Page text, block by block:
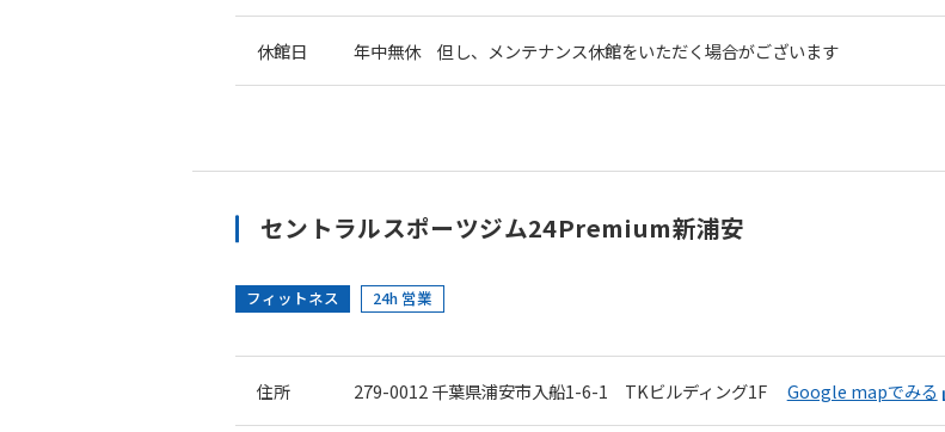
休館日 年中無休 但し、メンテナンス休館をいただく場合がございます
セントラルスポーツジム24Premium新浦安
フィットネス 24h 営業
住所 279-0012 千葉県浦安市入船1-6-1 TKビルディング1F Google mapでみる
the top page.
translation service, the Japanese
original content. We ask that you
the service.